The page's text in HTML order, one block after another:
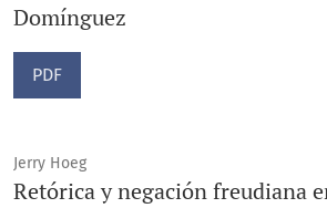
Domínguez
PDF
Jerry Hoeg
Retórica y negación freudiana